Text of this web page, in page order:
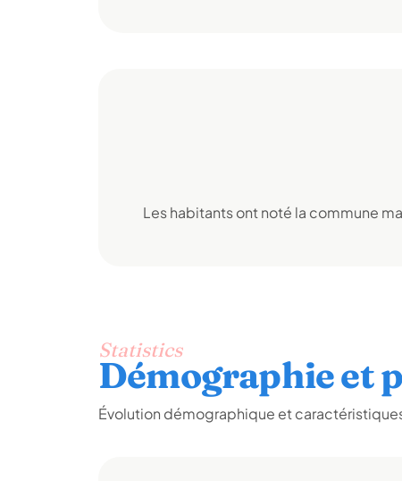
Les habitants ont noté la commune
Statistics
Démographie et
Évolution démographique et